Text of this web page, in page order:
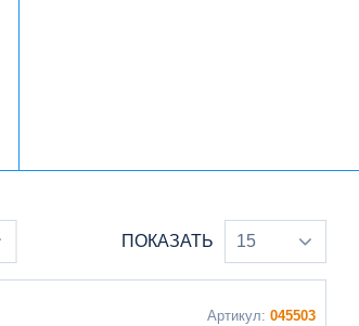
ПОКАЗАТЬ 15
Артикул: 045503